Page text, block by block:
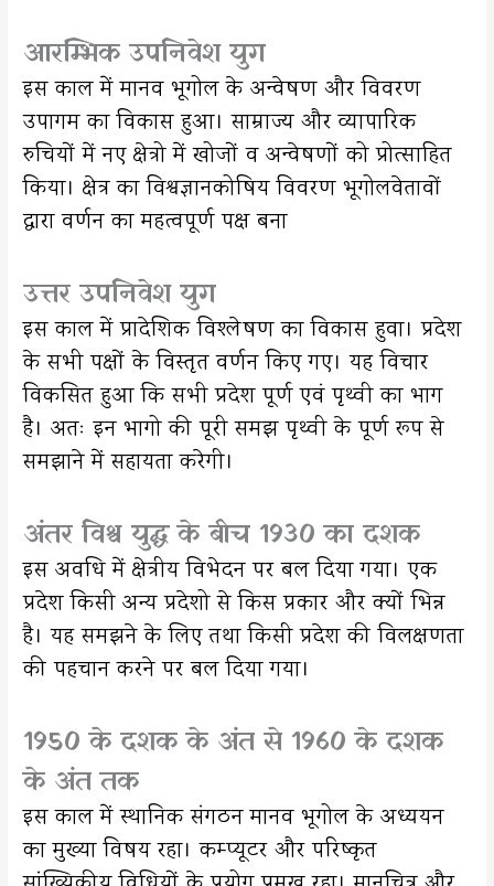
आरम्भिक उपनिवेश युग
इस काल में मानव भूगोल के अन्वेषण और विवरण
उपागम का विकास हुआ। साम्राज्य और व्यापारिक
रुचियों में नए क्षेत्रो में खोजों व अन्वेषणों को प्रोत्साहित
किया। क्षेत्र का विश्वज्ञानकोषिय विवरण भूगोलवेतावों
द्वारा वर्णन का महत्वपूर्ण पक्ष बना
उत्तर उपनिवेश युग
इस काल में प्रादेशिक विश्लेषण का विकास हुवा। प्रदेश
के सभी पक्षों के विस्तृत वर्णन किए गए। यह विचार
विकसित हुआ कि सभी प्रदेश पूर्ण एवं पृथ्वी का भाग
है। अतः इन भागो की पूरी समझ पृथ्वी के पूर्ण रूप से
समझाने में सहायता करेगी।
अंतर विश्व युद्ध के बीच 1930 का दशक
इस अवधि में क्षेत्रीय विभेदन पर बल दिया गया। एक
प्रदेश किसी अन्य प्रदेशो से किस प्रकार और क्यों भिन्न
है। यह समझने के लिए तथा किसी प्रदेश की विलक्षणता
की पहचान करने पर बल दिया गया।
1950 के दशक के अंत से 1960 के दशक
के अंत तक
इस काल में स्थानिक संगठन मानव भूगोल के अध्ययन
का मुख्या विषय रहा। कम्प्यूटर और परिष्कृत